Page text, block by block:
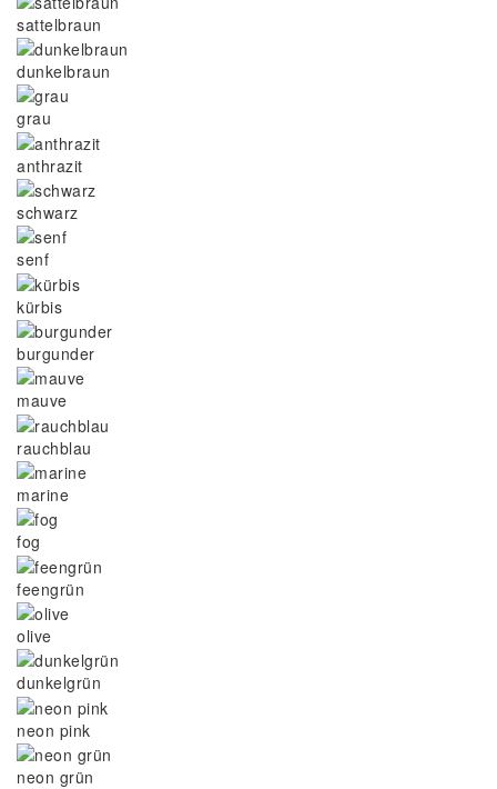
sattelbraun
dunkelbraun
grau
anthrazit
schwarz
senf
kürbis
burgunder
mauve
rauchblau
marine
fog
feengrün
olive
dunkelgrün
neon pink
neon grün